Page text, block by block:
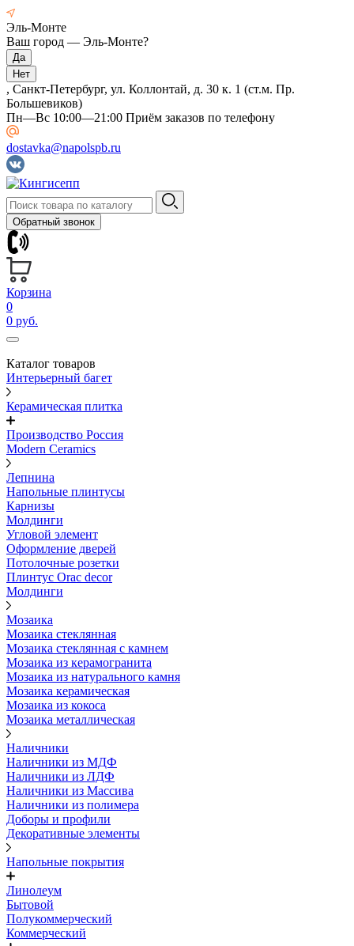
Эль-Монте
Ваш город — Эль-Монте?
, Санкт-Петербург, ул. Коллонтай, д. 30 к. 1 (ст.м. Пр.
Большевиков)
Пн—Вс 10:00—21:00 Приём заказов по телефону
dostavka@napolspb.ru
Обратный звонок
Корзина
0
0 руб.
Каталог товаров
Интерьерный багет
Керамическая плитка
Производство Россия
Modern Ceramics
Лепнина
Напольные плинтусы
Карнизы
Молдинги
Угловой элемент
Оформление дверей
Потолочные розетки
Плинтус Orac decor
Молдинги
Мозаика
Мозаика стеклянная
Мозаика стеклянная с камнем
Мозаика из керамогранита
Мозаика из натурального камня
Мозаика керамическая
Мозаика из кокоса
Мозаика металлическая
Наличники
Наличники из МДФ
Наличники из ЛДФ
Наличники из Массива
Наличники из полимера
Доборы и профили
Декоративные элементы
Напольные покрытия
Линолеум
Бытовой
Полукоммерческий
Коммерческий